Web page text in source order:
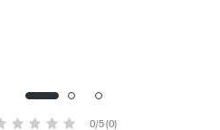
0/5 (0)